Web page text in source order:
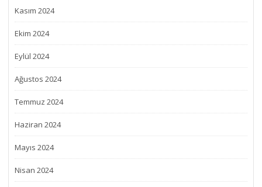
Kasım 2024
Ekim 2024
Eylül 2024
Ağustos 2024
Temmuz 2024
Haziran 2024
Mayıs 2024
Nisan 2024